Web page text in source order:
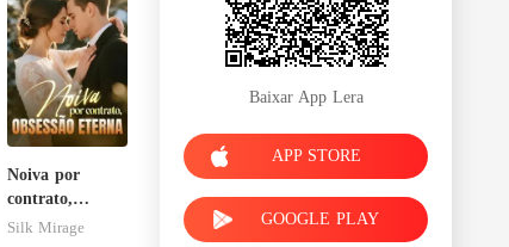
Noiva por
contrato,
obsessão eterna
Silk Mirage
Baixar App Lera
APP STORE
GOOGLE PLAY